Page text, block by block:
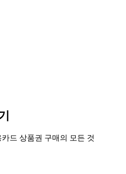
드 상품권 구매의 모든 것